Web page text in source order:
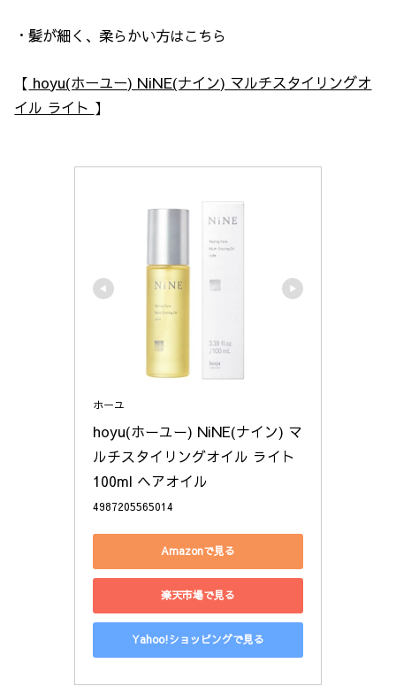
・髪が細く、柔らかい方はこちら
【 hoyu(ホーユー) NiNE(ナイン) マルチスタイリングオ
イル ライト 】
ホーユ
hoyu(ホーユー) NiNE(ナイン) マ
ルチスタイリングオイル ライト
100ml ヘアオイル
4987205565014
Amazonで見る
楽天市場で見る
Yahoo!ショッピングで見る